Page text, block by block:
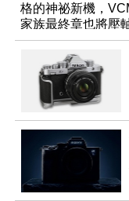
格的神祕新機，
家族最終章也將壓